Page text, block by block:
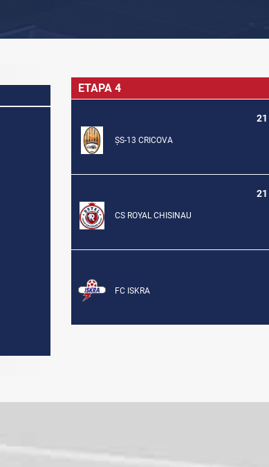
ETAPA 4
21
ȘS-13 CRICOVA
21
CS ROYAL CHISINAU
FC ISKRA